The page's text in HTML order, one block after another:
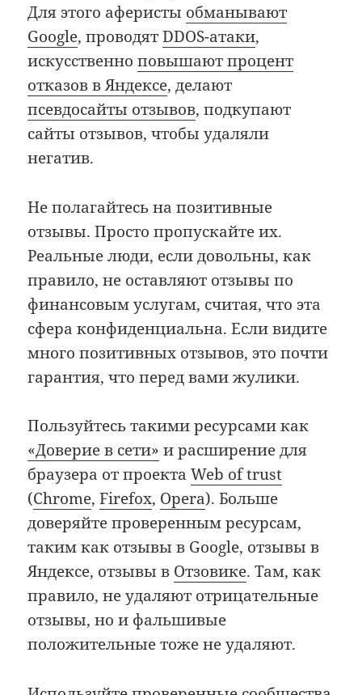
Для этого аферисты обманывают
Google, проводятDDOS-атаки,
искусственноповышают процент
отказов в Яндексе, делают
псевдосайты отзывов, подкупают
сайты отзывов, чтобы удаляли
негатив.
Не полагайтесь на позитивные
отзывы. Просто пропускайте их.
Реальные люди, если довольны, как
правило, не оставляют отзывы по
финансовым услугам, считая, что эта
сфера конфиденциальна. Если видите
много позитивных отзывов, это почти
гарантия, что перед вами жулики.
Пользуйтесь такими ресурсами как
«Доверие в сети» и расширение для
браузера от проектаWeb of trust
(Chrome,Firefox, Opera). Больше
доверяйте проверенным ресурсам,
таким как отзывы в Google, отзывы в
Яндексе, отзывы в Отзовике. Там, как
правило, не удаляют отрицательные
отзывы, но и фальшивые
положительные тоже не удаляют.